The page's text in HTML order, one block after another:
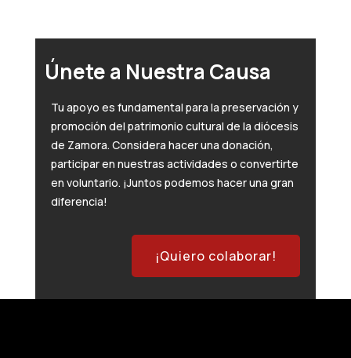
Únete a Nuestra Causa
Tu apoyo es fundamental para la preservación y
promoción del patrimonio cultural de la diócesis
de Zamora. Considera hacer una donación,
participar en nuestras actividades o convertirte
en voluntario. ¡Juntos podemos hacer una gran
diferencia!
¡Quiero colaborar!